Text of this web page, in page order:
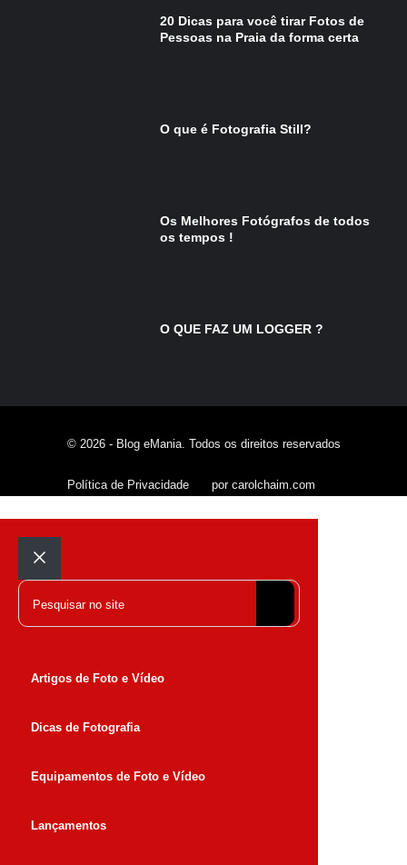
20 Dicas para você tirar Fotos de
Pessoas na Praia da forma certa
O que é Fotografia Still?
Os Melhores Fotógrafos de todos
os tempos !
O QUE FAZ UM LOGGER ?
© 2026 - Blog eMania. Todos os direitos reservados
Política de Privacidade por carolchaim.com
Fechar
Pesquisar
Artigos de Foto e Vídeo
Dicas de Fotografia
Equipamentos de Foto e Vídeo
Lançamentos